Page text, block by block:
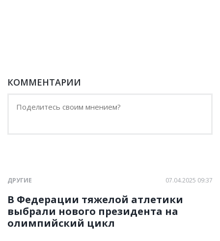
КОММЕНТАРИИ
ДРУГИЕ 07.04.2025 09:37
В Федерации тяжелой атлетики
выбрали нового президента на
олимпийский цикл